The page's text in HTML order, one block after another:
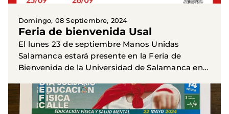
Domingo, 08 Septiembre, 2024
Feria de bienvenida Usal
El lunes 23 de septiembre Manos Unidas
Salamanca estará presente en la Feria de
Bienvenida de la Universidad de Salamanca en
entre los universitarios y difundir...